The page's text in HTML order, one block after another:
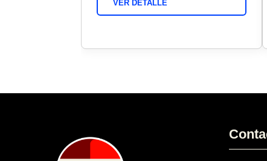
VER DETALLE